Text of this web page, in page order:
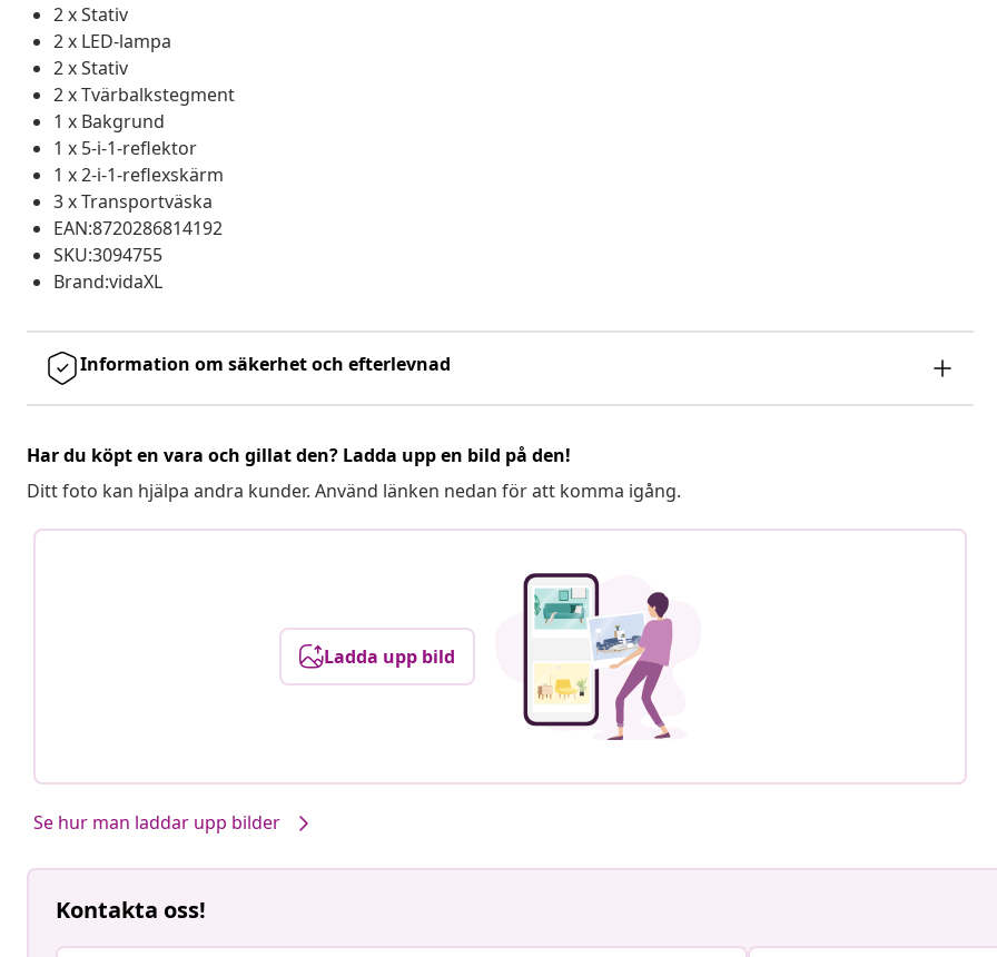
2 x Stativ
2 x LED-lampa
2 x Stativ
2 x Tvärbalkstegment
1 x Bakgrund
1 x 5-i-1-reflektor
1 x 2-i-1-reflexskärm
3 x Transportväska
EAN:8720286814192
SKU:3094755
Brand:vidaXL
Information om säkerhet och efterlevnad
Har du köpt en vara och gillat den? Ladda upp en bild på den!
Ditt foto kan hjälpa andra kunder. Använd länken nedan för att komma igång.
Ladda upp bild
Se hur man laddar upp bilder
Kontakta oss!